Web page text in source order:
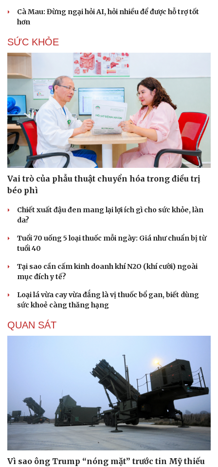
Du lịch
Tư vấn
Săn Tour
check-in
Podcast
Kể chuyện cho bé
Hạt giống tâm hồn
Cà Mau: Đừng ngại hỏi AI, hỏi nhiều để được hỗ trợ tốt
hơn
SỨC KHỎE
Vai trò của phẫu thuật chuyển hóa trong điều trị
béo phì
Chiết xuất đậu đen mang lại lợi ích gì cho sức khỏe, làn
da?
Tuổi 70 uống 5 loại thuốc mỗi ngày: Giá như chuẩn bị từ
tuổi 40
Tại sao cần cấm kinh doanh khí N2O (khí cười) ngoài
mục đích y tế?
Loại lá vừa cay vừa đắng là vị thuốc bổ gan, biết dùng
sức khoẻ càng thăng hạng
QUAN SÁT
Vì sao ông Trump “nóng mặt” trước tin Mỹ thiếu